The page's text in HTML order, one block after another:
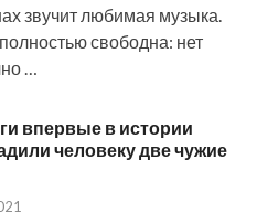
звучит любимая музыка.
свободна: нет
…
впервые в истории
человеку две чужие